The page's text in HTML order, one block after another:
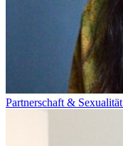
Partnerschaft & Sexualität